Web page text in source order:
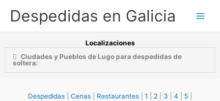
Despedidas en Galicia
Localizaciones
Ciudades y Pueblos de Lugo para despedidas de
soltera:
Despedidas Cenas Restaurantes 1 2 3 4 5